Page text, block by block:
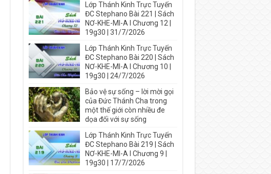
Lớp Thánh Kinh Trực Tuyến
ĐC Stephano Bài 221 | Sách
NƠ-KHE-MI-A I Chương 12 |
19g30 | 31/7/2026
Lớp Thánh Kinh Trực Tuyến
ĐC Stephano Bài 220 | Sách
NƠ-KHE-MI-A I Chương 10 |
19g30 | 24/7/2026
Bảo vệ sự sống – lời mời gọi
của Đức Thánh Cha trong
một thế giới còn nhiều đe
dọa đối với sự sống
Lớp Thánh Kinh Trực Tuyến
ĐC Stephano Bài 219 | Sách
NƠ-KHE-MI-A I Chương 9 |
19g30 | 17/7/2026